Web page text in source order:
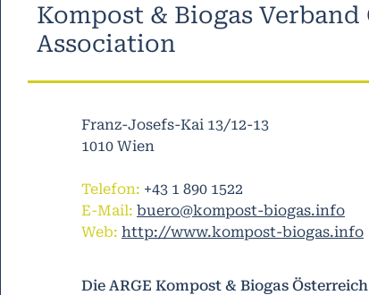
Kompost & Biogas
Association
Franz-Josefs-Kai 13/12-13
1010 Wien
Telefon: +43 1 890 1522
E-Mail: buero@kompost-biogas.info
Web: http://www.kompost-biogas.info
Die ARGE Kompost & Biogas